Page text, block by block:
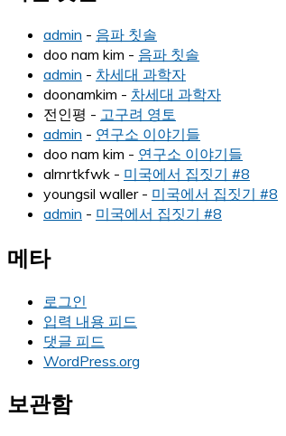
admin - 음파 칫솔
doo nam kim - 음파 칫솔
admin - 차세대 과학자
doonamkim - 차세대 과학자
전인평 - 고구려 영토
admin - 연구소 이야기들
doo nam kim - 연구소 이야기들
alrnrtkfwk - 미국에서 집짓기 #8
youngsil waller- 미국에서 집짓기 #8
admin - 미국에서 집짓기 #8
메타
로그인
입력 내용 피드
댓글 피드
WordPress.org
보관함